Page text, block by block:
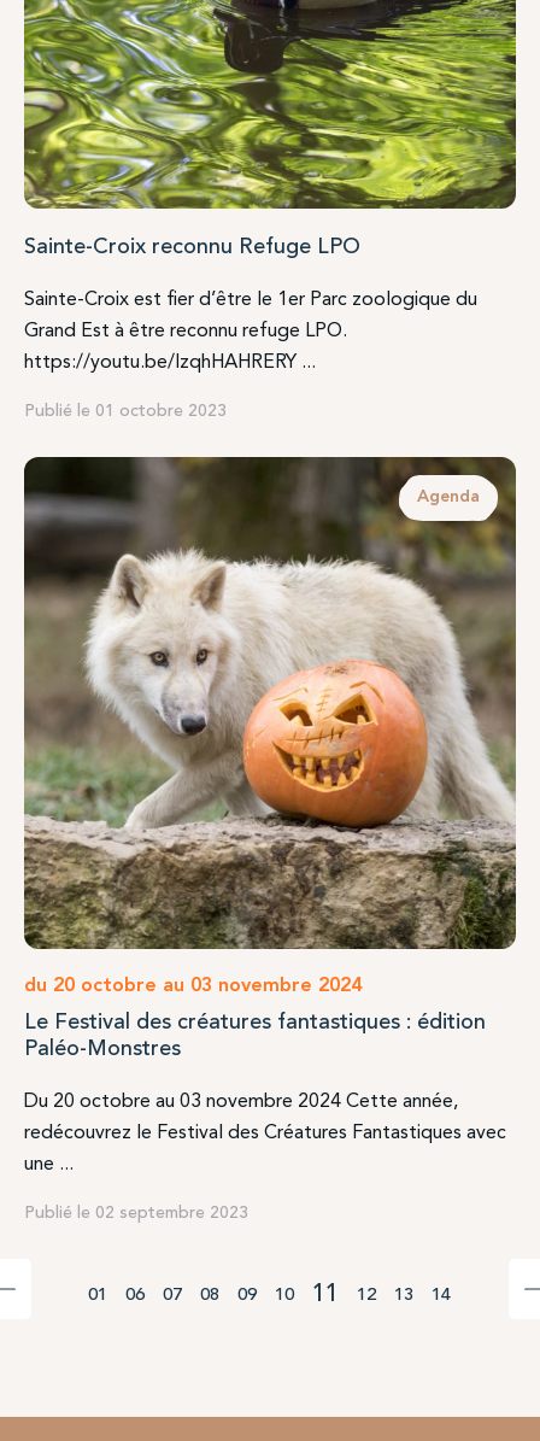
Sainte-Croix reconnu Refuge LPO
Sainte-Croix est fier d’être le 1er Parc zoologique du
Grand Est à être reconnu refuge LPO.
https://youtu.be/lzqhHAHRERY ...
Publié le 01 octobre 2023
Agenda
du 20 octobre au 03 novembre 2024
Le Festival des créatures fantastiques : édition
Paléo-Monstres
Du 20 octobre au 03 novembre 2024 Cette année,
redécouvrez le Festival des Créatures Fantastiques avec
une ...
Publié le 02 septembre 2023
01 06 07 08 09 10 11 12 13 14